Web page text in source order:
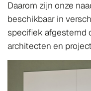
Daarom zijn onze
beschikbaar in
specifiek afgestemd
architecten en